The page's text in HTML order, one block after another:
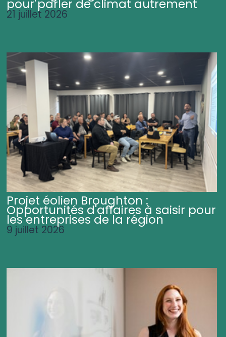
pour parler de climat autrement
21 juillet 2026
Projet éolien Broughton :
Opportunités d'affaires à saisir pour
les entreprises de la région
9 juillet 2026